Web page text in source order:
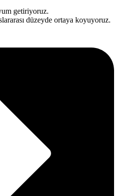
getiriyoruz.
düzeyde ortaya koyuyoruz.